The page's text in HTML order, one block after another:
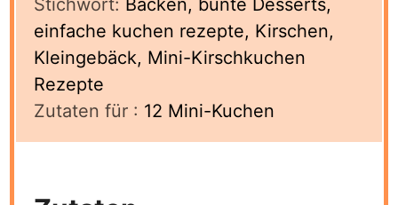
Stichwort: Backen, bunte Desserts,
einfache kuchen rezepte, Kirschen,
Kleingebäck, Mini-Kirschkuchen
Rezepte
Zutaten für : 12 Mini-Kuchen